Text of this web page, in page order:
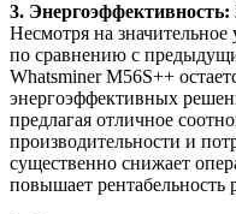
3. Энергоэффективность:
Несмотря на
по сравнению с
Whatsminer M56S++
энергоэффективных
предлагая отличное
производительности и
существенно снижает
повышает рентабельность